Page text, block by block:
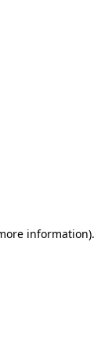
information).